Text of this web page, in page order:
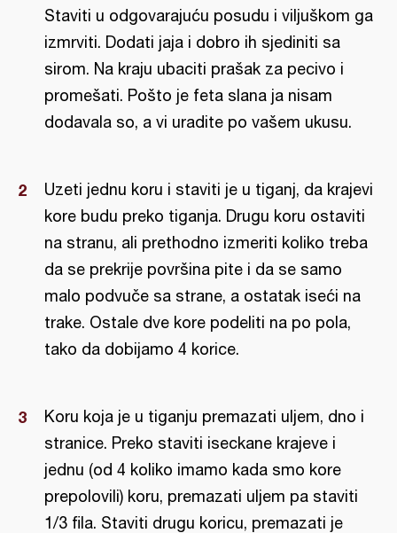
Staviti u odgovarajuću posudu i viljuškom ga
izmrviti. Dodati jaja i dobro ih sjediniti sa
sirom. Na kraju ubaciti prašak za pecivo i
promešati. Pošto je feta slana ja nisam
dodavala so, a vi uradite po vašem ukusu.
Uzeti jednu koru i staviti je u tiganj, da krajevi
kore budu preko tiganja. Drugu koru ostaviti
na stranu, ali prethodno izmeriti koliko treba
da se prekrije površina pite i da se samo
malo podvuče sa strane, a ostatak iseći na
trake. Ostale dve kore podeliti na po pola,
tako da dobijamo 4 korice.
Koru koja je u tiganju premazati uljem, dno i
stranice. Preko staviti iseckane krajeve i
jednu (od 4 koliko imamo kada smo kore
prepolovili) koru, premazati uljem pa staviti
1/3 fila. Staviti drugu koricu, premazati je